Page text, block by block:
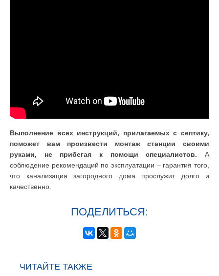
Выполнение всех инструкций, прилагаемых с септику,
поможет вам произвести монтаж станции своими
руками, не прибегая к помощи специалистов. А
соблюдение рекомендаций по эксплуатации – гарантия того,
что канализация загородного дома прослужит долго и
качественно.
ПОДЕЛИТЬСЯ:
ЧИТАЙТЕ ТАКЖЕ